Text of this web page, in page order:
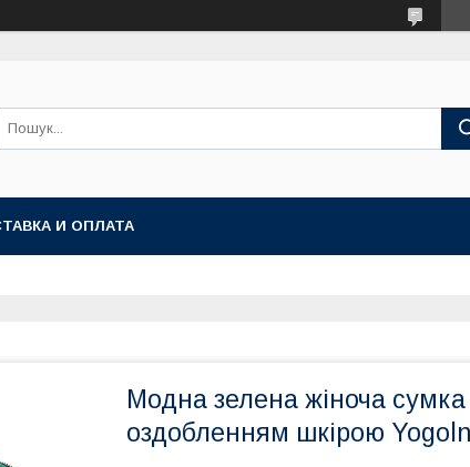
И ОПЛАТА
Модна зелена жіноча сумка
оздобленням шкірою